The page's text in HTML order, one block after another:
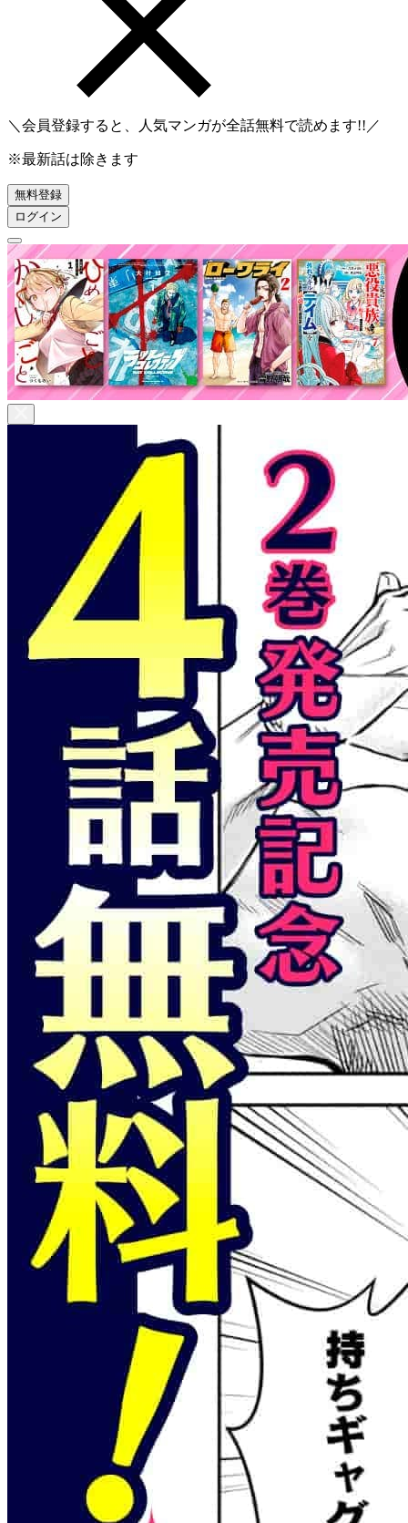
＼会員登録すると、人気マンガが全話無料で読めます!!／
※最新話は除きます
無料登録
ログイン